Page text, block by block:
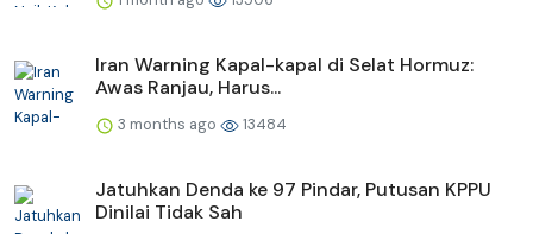
Iran Warning Kapal-kapal di Selat Hormuz:
Awas Ranjau, Harus...
3 months ago 13484
Jatuhkan Denda ke 97 Pindar, Putusan KPPU
Dinilai Tidak Sah